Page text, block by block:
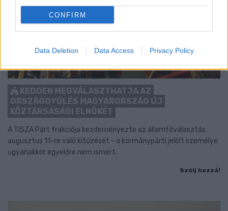
CONFIRM
Data Deletion Data Access Privacy Policy
KEDDEN MEGVÁLASZTHATJA AZ
ORSZÁGGYŰLÉS MAGYARORSZÁG ÚJ
KÖZTÁRSASÁGI ELNÖKÉT
A TISZA Párt frakciója kezdeményezte az államfőválasztás
augusztus 11-re való kitűzését - a kormánypárti jelölt személye
ugyanakkor egyelőre nem ismert.
Szólj hozzá!